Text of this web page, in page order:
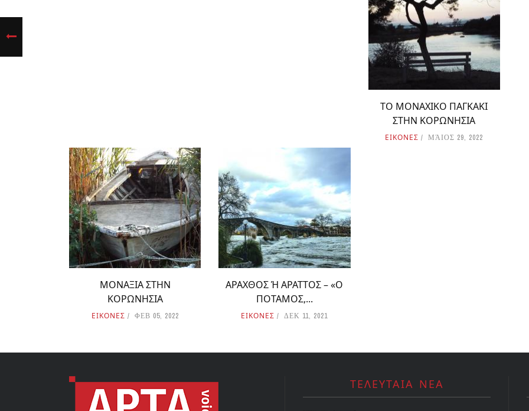
ΤΟ ΜΟΝΑΧΙΚΟ ΠΑΓΚΑΚΙ
ΣΤΗΝ ΚΟΡΩΝΗΣΙΑ
ΕΙΚΟΝΕΣ ΜΆΙΟΣ 29, 2022
ΜΟΝΑΞΙΑ ΣΤΗΝ
ΚΟΡΩΝΗΣΙΑ
ΕΙΚΟΝΕΣ ΦΕΒ 05, 2022
ΑΡΑΧΘΟΣ Ή ΑΡΑΤΤΟΣ – «Ο
ΠΟΤΑΜΟΣ,...
ΕΙΚΟΝΕΣ ΔΕΚ 11, 2021
ΤΕΛΕΥΤΑΙΑ ΝΕΑ